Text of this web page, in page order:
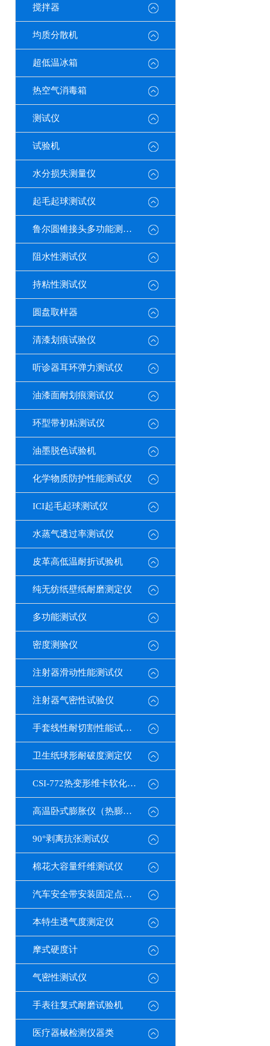
搅拌器
均质分散机
超低温冰箱
热空气消毒箱
测试仪
试验机
水分损失测量仪
起毛起球测试仪
鲁尔圆锥接头多功能测试仪
阻水性测试仪
持粘性测试仪
圆盘取样器
清漆划痕试验仪
听诊器耳环弹力测试仪
油漆面耐划痕测试仪
环型带初粘测试仪
油墨脱色试验机
化学物质防护性能测试仪
ICI起毛起球测试仪
水蒸气透过率测试仪
皮革高低温耐折试验机
纯无纺纸壁纸耐磨测定仪
多功能测试仪
密度测验仪
注射器滑动性能测试仪
注射器气密性试验仪
手套线性耐切割性能试验仪
卫生纸球形耐破度测定仪
CSI-772热变形维卡软化点温度测定仪
高温卧式膨胀仪（热膨胀系数测定仪）
90°剥离抗张测试仪
棉花大容量纤维测试仪
汽车安全带安装固定点测试仪
本特生透气度测定仪
摩式硬度计
气密性测试仪
手表往复式耐磨试验机
医疗器械检测仪器类